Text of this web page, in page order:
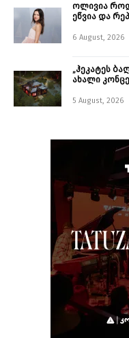
ოლივია
ეწვია და
6 August, 2026
„ჰეკატეს
ახალი
5 August, 2026